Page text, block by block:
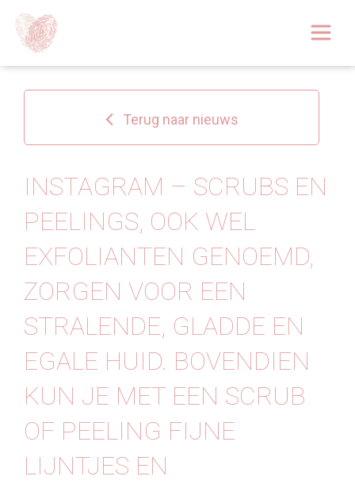
Over
Huidoplossingen
Behandelingen
Tarieven 2026
Blog
Webshop
Contact
Terug naar nieuws
INSTAGRAM – SCRUBS EN
PEELINGS, OOK WEL
EXFOLIANTEN GENOEMD,
ZORGEN VOOR EEN
STRALENDE, GLADDE EN
EGALE HUID. BOVENDIEN
KUN JE MET EEN SCRUB
OF PEELING FIJNE
LIJNTJES EN